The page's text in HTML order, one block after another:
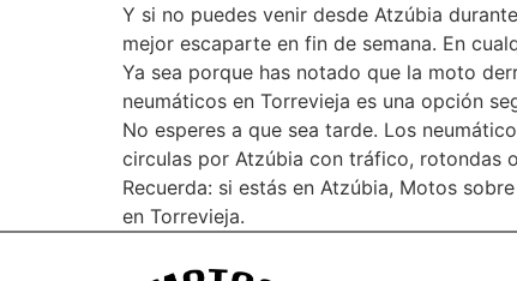
Y si no puedes venir desde Atzúbia
mejor escaparte en fin de semana. En
Ya sea porque has notado que la moto
neumáticos en Torrevieja es una opción
No esperes a que sea tarde. Los
circulas por Atzúbia con tráfico, rotondas
Recuerda: si estás en Atzúbia, Motos
en Torrevieja.